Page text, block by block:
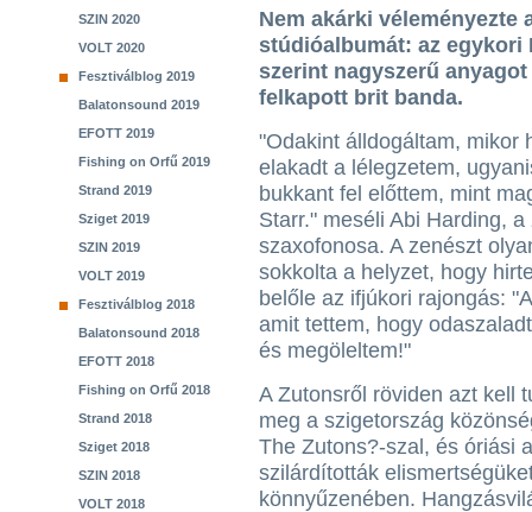
SZIN 2020
VOLT 2020
Fesztiválblog 2019
Balatonsound 2019
EFOTT 2019
Fishing on Orfű 2019
Strand 2019
Sziget 2019
SZIN 2019
VOLT 2019
Fesztiválblog 2018
Balatonsound 2018
EFOTT 2018
Fishing on Orfű 2018
Strand 2018
Sziget 2018
SZIN 2018
VOLT 2018
Nem akárki véleményezte
stúdióalbumát: az egykori
szerint nagyszerű
felkapott brit banda.
"Odakint álldogáltam, mikor
elakadt a lélegzetem,
bukkant fel előttem, mint
Starr." meséli Abi Harding, a
szaxofonosa. A zenészt
sokkolta a helyzet, hogy
belőle az ifjúkori rajongás:
amit tettem, hogy
és megöleltem!"
A Zutonsről röviden azt kell
meg a szigetország
The Zutons?-szal, és óriási
szilárdították
könnyűzenében.